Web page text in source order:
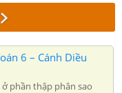
6 – Cánh Diều
phần thập phân sao